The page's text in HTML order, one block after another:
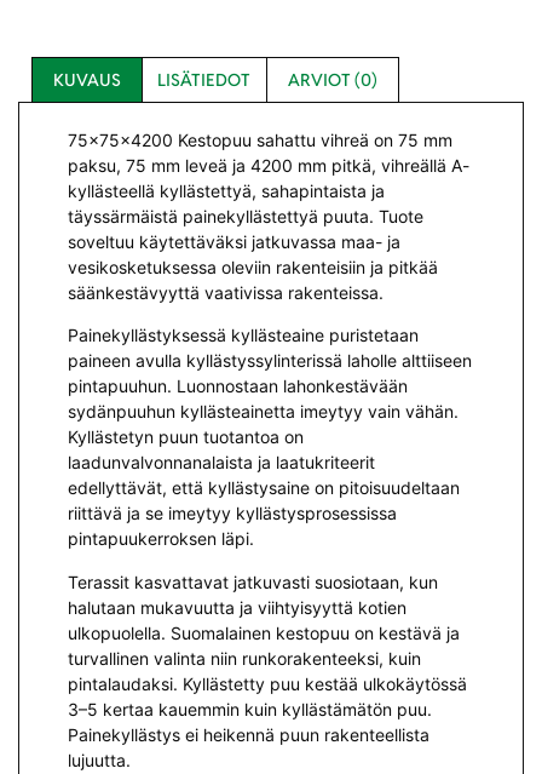
KUVAUS LISÄTIEDOT ARVIOT (0)
75x75x4200 Kestopuu sahattu vihreä on 75 mm
paksu, 75 mm leveä ja 4200 mm pitkä, vihreällä A-
kyllästeellä kyllästettyä, sahapintaista ja
täyssärmäistä painekyllästettyä puuta. Tuote
soveltuu käytettäväksi jatkuvassa maa- ja
vesikosketuksessa oleviin rakenteisiin ja pitkää
säänkestävyyttä vaativissa rakenteissa.
Painekyllästyksessä kyllästeaine puristetaan
paineen avulla kyllästyssylinterissä laholle alttiiseen
pintapuuhun. Luonnostaan lahonkestävään
sydänpuuhun kyllästeainetta imeytyy vain vähän.
Kyllästetyn puun tuotantoa on
laadunvalvonnanalaista ja laatukriteerit
edellyttävät, että kyllästysaine on pitoisuudeltaan
riittävä ja se imeytyy kyllästysprosessissa
pintapuukerroksen läpi.
Terassit kasvattavat jatkuvasti suosiotaan, kun
halutaan mukavuutta ja viihtyisyyttä kotien
ulkopuolella. Suomalainen kestopuu on kestävä ja
turvallinen valinta niin runkorakenteeksi, kuin
pintalaudaksi. Kyllästetty puu kestää ulkokäytössä
3–5 kertaa kauemmin kuin kyllästämätön puu.
Painekyllästys ei heikennä puun rakenteellista
lujuutta.